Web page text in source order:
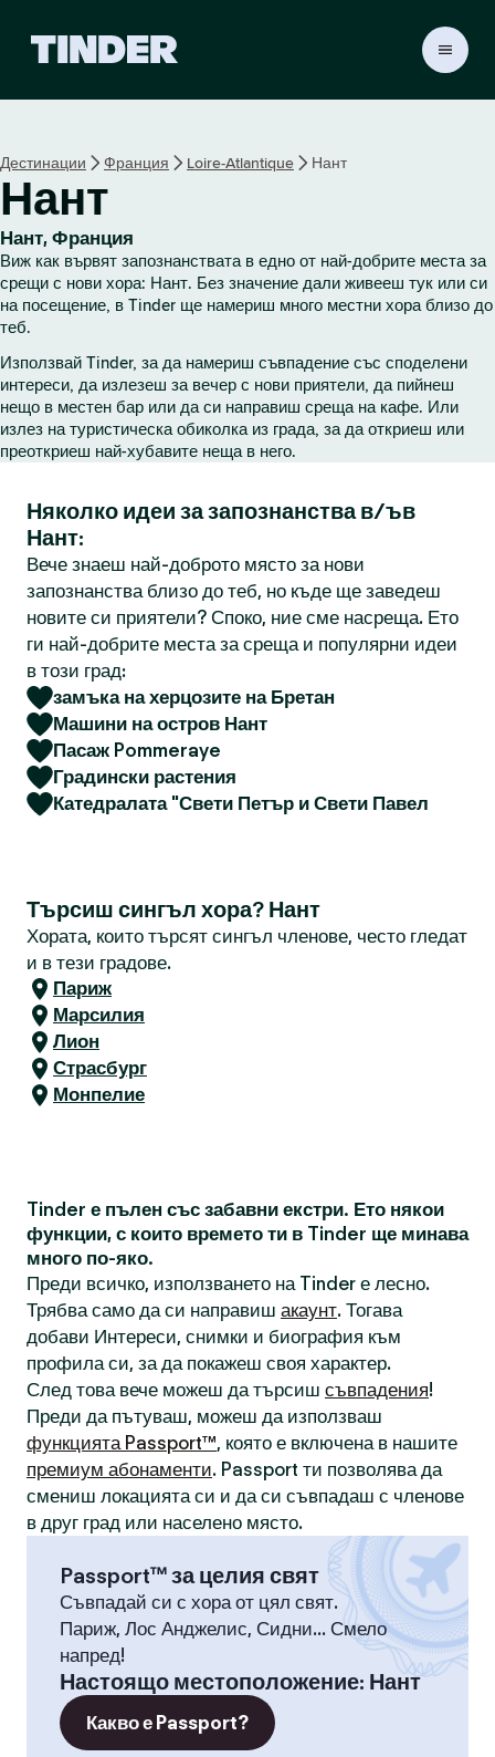
r
а
л
о
Дестинации Франция Loire-Atlantique Нант
Нант
Нант, Франция
Виж как вървят запознанствата в едно от най-добрите места за
срещи с нови хора: Нант. Без значение дали живееш тук или си
на посещение, в Tinder ще намериш много местни хора близо до
теб.
Използвай Tinder, за да намериш съвпадение със споделени
интереси, да излезеш за вечер с нови приятели, да пийнеш
нещо в местен бар или да си направиш среща на кафе. Или
излез на туристическа обиколка из града, за да откриеш или
преоткриеш най-хубавите неща в него.
Няколко идеи за запознанства в/ъв
Нант:
Вече знаеш най-доброто място за нови
запознанства близо до теб, но къде ще заведеш
новите си приятели? Споко, ние сме насреща. Ето
ги най-добрите места за среща и популярни идеи
в този град:
замъка на херцозите на Бретан
Машини на остров Нант
Пасаж Pommeraye
Градински растения
Катедралата "Свети Петър и Свети Павел
Търсиш сингъл хора? Нант
Хората, които търсят сингъл членове, често гледат
и в тези градове.
Париж
Марсилия
Лион
Страсбург
Монпелие
Tinder е пълен със забавни екстри. Ето някои
функции, с които времето ти в Tinder ще минава
много по-яко.
Преди всичко, използването на Tinder е лесно.
Трябва само да си направиш акаунт. Тогава
добави Интереси, снимки и биография към
профила си, за да покажеш своя характер.
След това вече можеш да търсиш съвпадения!
Преди да пътуваш, можеш да използваш
функцията Passport™, която е включена в нашите
премиум абонаменти. Passport ти позволява да
смениш локацията си и да си съвпадаш с членове
в друг град или населено място.
Passport™ за целия свят
Съвпадай си с хора от цял свят.
Париж, Лос Анджелис, Сидни... Смело
напред!
Настоящо местоположение: Нант
Какво е Passport?